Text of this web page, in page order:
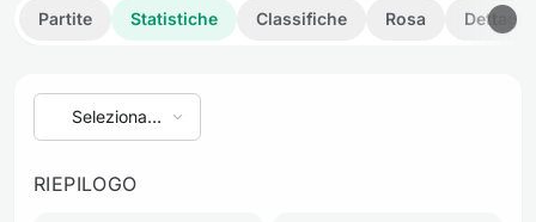
Partite Statistiche Classifiche Rosa Dettagli
Seleziona
stagione
RIEPILOGO